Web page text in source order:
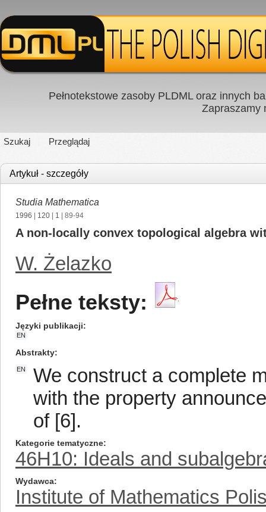
Pełnotekstowe zasoby PLDML oraz innych
Zapraszamy
Szukaj Przeglądaj
Artykuł - szczegóły
Studia Mathematica
1996 120 1 | 89-94
A non-locally convex topological algebra
W. Żelazko
Pełne teksty:
Języki publikacji
EN
Abstrakty
EN
We construct a complete
with the property
of [6].
Kategorie tematyczne
46H10: Ideals and
Wydawca
Institute of Mathematics